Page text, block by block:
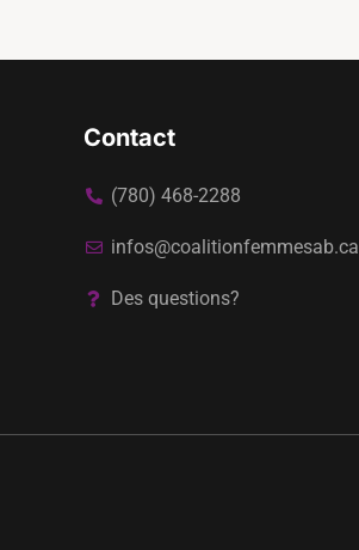
Contact
(780) 468-2288
infos@coalitionfemmesab.ca
Des questions?